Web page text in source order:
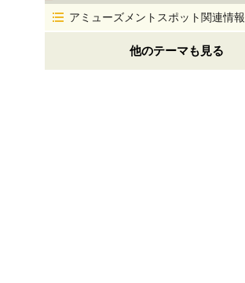
アミューズメントスポット関連情報
他のテーマも見る